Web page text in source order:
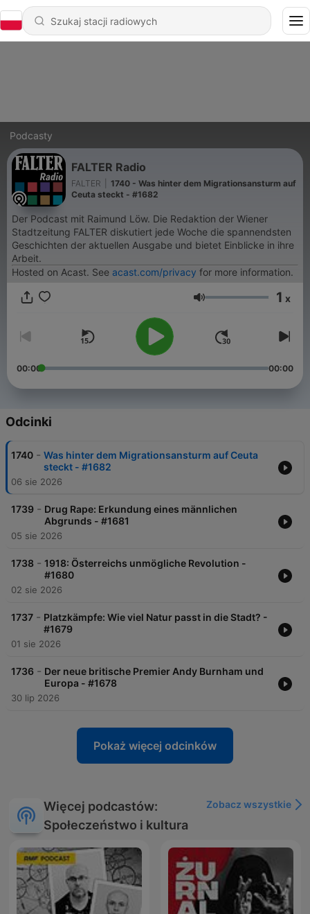
Podcasty
FALTER Radio
FALTER
1740 - Was hinter dem Migrationsansturm auf
Ceuta steckt - #1682
Der Podcast mit Raimund Löw. Die Redaktion der Wiener
Stadtzeitung FALTER diskutiert jede Woche die spannendsten
Geschichten der aktuellen Ausgabe und bietet Einblicke in ihre
Arbeit.
Hosted on Acast. See acast.com/privacy for more information.
Głośność 1 x
00:00 00:00
Odcinki
1740 - Was hinter dem Migrationsansturm auf Ceuta
steckt - #1682
06 sie 2026
1739 - Drug Rape: Erkundung eines männlichen
Abgrunds - #1681
05 sie 2026
1738 - 1918: Österreichs unmögliche Revolution -
#1680
02 sie 2026
1737 - Platzkämpfe: Wie viel Natur passt in die Stadt? -
#1679
01 sie 2026
1736 - Der neue britische Premier Andy Burnham und
Europa - #1678
30 lip 2026
Pokaż więcej odcinków
Więcej podcastów:
Społeczeństwo i kultura
Zobacz wszystkie